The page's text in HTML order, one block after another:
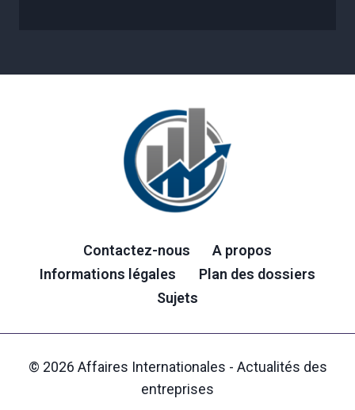
Contactez-nous
A propos
Informations légales
Plan des dossiers
Sujets
© 2026 Affaires Internationales - Actualités des
entreprises